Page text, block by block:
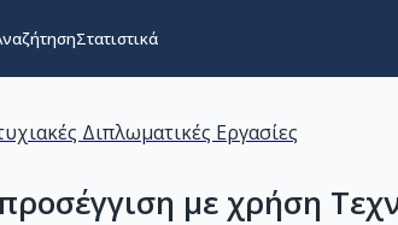
Στατιστικά
Διπλωματικές Εργασίες
με χρήση